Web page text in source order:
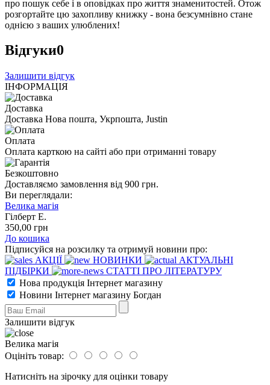
про пошук себе і в оповідках про життя знаменитостей. Отож
розгортайте цю захопливу книжку - вона безсумнівно стане
однією з ваших улюблених!
Відгуки0
Залишити відгук
ІНФОРМАЦІЯ
Доставка
Доставка Нова пошта, Укрпошта, Justin
Оплата
Оплата карткою на сайті або при отриманні товару
Безкоштовно
Доставляємо замовлення від 900 грн.
Ви переглядали:
Велика магія
Гілберт Е.
350,00 грн
До кошика
Підписуйся на розсилку та отримуй новини про:
АКЦІЇ
НОВИНКИ
АКТУАЛЬНІ
ПІДБІРКИ
СТАТТІ ПРО ЛІТЕРАТУРУ
Нова продукція Інтернет магазину
Новини Інтернет магазину Богдан
Залишити відгук
Велика магія
Оцініть товар:
Натисніть на зірочку для оцінки товару